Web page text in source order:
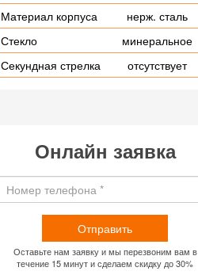
Материал корпуса
нерж. сталь
Стекло
минеральное
Секундная стрелка
отсутствует
Онлайн заявка
Отправить
Оставьте нам заявку и мы перезвоним вам в
течение 15 минут и сделаем скидку до 30%